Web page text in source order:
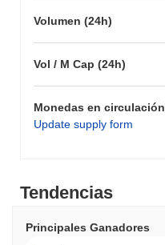
Volumen (24h)
Vol / M Cap (24h)
Monedas en circulación
Update supply form
Tendencias
Principales Ganadores